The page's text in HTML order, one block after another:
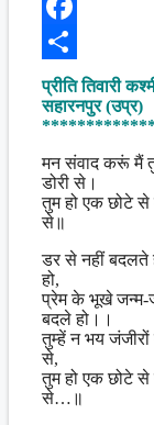
X
Facebook
Share
प्रीति तिवारी
सहारनपुर (उप्र)
मन संवाद करूं मैं
डोरी से।
तुम हो एक छोटे से
से॥
डर से नहीं बदलते
हो,
प्रेम के भूखे
बदले हो।।
तुम्हें न भय जंजीरों
से,
तुम हो एक छोटे से
से…॥